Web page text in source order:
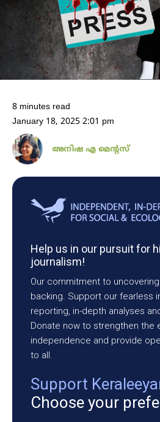
8 minutes read
January 18, 2025 2:01 pm
അനിഷ എ മെന്റസ്
Help us in our pursuit for
journalism!
Our commitment to
backing. Support our fearless
reporting, in-depth analyses
Donate now to strengthen the
independence and provide
to all.
Support
Choose your